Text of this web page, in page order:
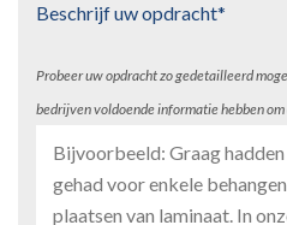
Beschrijf uw opdracht*
Probeer uw opdracht zo gedetailleerd
bedrijven voldoende informatie hebben om